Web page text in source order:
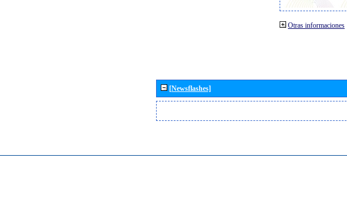
Otras informaciones
[Newsflashes]